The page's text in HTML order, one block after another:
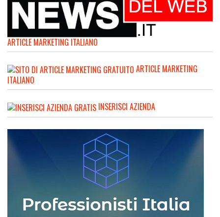
ARTICLE MARKETING ITALIANO
ARTICLE MARKETING
ITALIANO
INSERISCI AZIENDA